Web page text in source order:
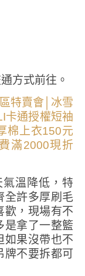
方式前往。
溫降低，特
全許多厚刷毛
歡，現場有不
是拿了一整籃
如果沒帶也不
牌不要拆都可